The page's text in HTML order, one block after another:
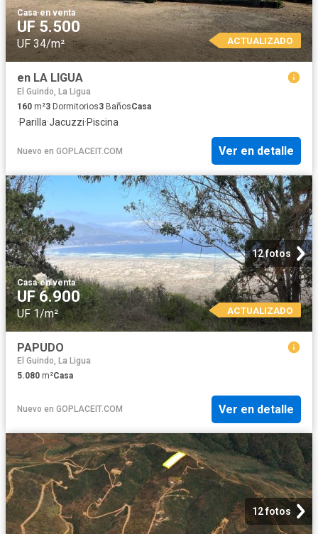
Casa·en venta
UF 5.500
UF 34/m² ACTUALIZADO
en LA LIGUA
El Guindo, La Ligua
160 m²3 Dormitorios3 BañosCasa
·Parilla·Jacuzzi·Piscina
Nuevo en GOPLACEIT.COM Ver en detalle
12 fotos
Casa·en venta
UF 6.900
UF 1/m² ACTUALIZADO
PAPUDO
El Guindo, La Ligua
5.080 m²Casa
Nuevo en GOPLACEIT.COM Ver en detalle
12 fotos